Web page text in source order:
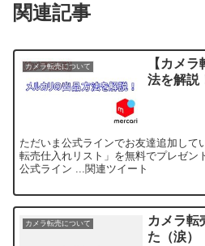
関連記事
カメラ転売について
【カメ
法を解説
ただいま公式ラインでお友達追加して
転売仕入れリスト」を無料でプレゼン
公式ライン ...関連ツイート
カメラ転売について
カメラ
た（涙）